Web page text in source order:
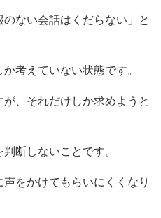
のない会話はくだらない」と
考えていない状態です。
、それだけしか求めようと
断しないことです。
をかけてもらいにくくなり